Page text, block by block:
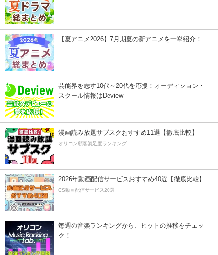
【夏アニメ2026】7月期夏の新アニメを一挙紹介！
芸能界を志す10代～20代を応援！オーディション・
スクール情報はDeview
漫画読み放題サブスクおすすめ11選【徹底比較】
オリコン顧客満足度ランキング
2026年動画配信サービスおすすめ40選【徹底比較】
CS動画配信サービス20選
毎週の音楽ランキングから、ヒットの推移をチェッ
ク！